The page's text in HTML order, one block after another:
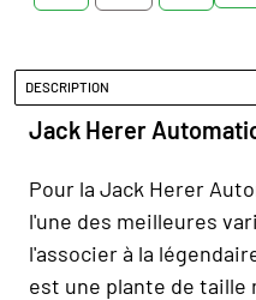
DESCRIPTION
Jack Herer
Pour la Jack Herer
l'une des meilleures
l'associer à la
est une plante de taille